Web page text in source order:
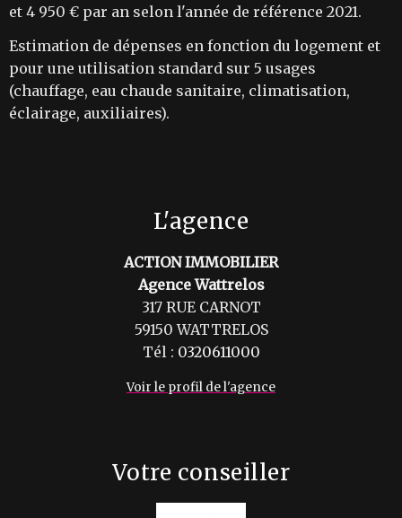
et 4 950 € par an selon l'année de référence 2021.
Estimation de dépenses en fonction du logement et
pour une utilisation standard sur 5 usages
(chauffage, eau chaude sanitaire, climatisation,
éclairage, auxiliaires).
L'agence
ACTION IMMOBILIER
Agence Wattrelos
317 RUE CARNOT
59150 WATTRELOS
Tél : 0320611000
Voir le profil de l'agence
Votre conseiller